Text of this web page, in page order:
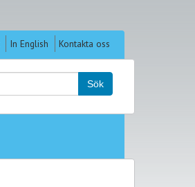
In English Kontakta oss
Sök